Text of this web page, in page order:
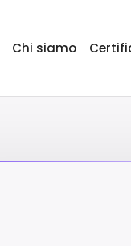
Chi siamo